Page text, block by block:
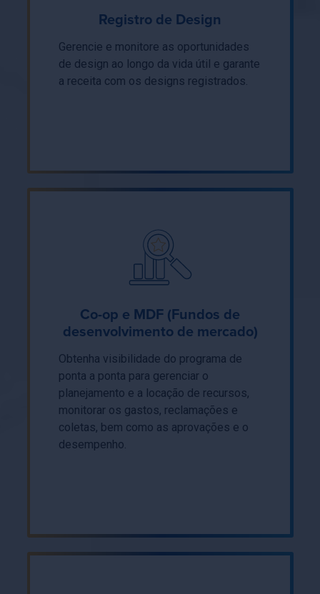
Registro de Design
Gerencie e monitore as oportunidades
de design ao longo da vida útil e garante
a receita com os designs registrados.
Co-op e MDF (Fundos de
desenvolvimento de mercado)
Obtenha visibilidade do programa de
ponta a ponta para gerenciar o
planejamento e a locação de recursos,
monitorar os gastos, reclamações e
coletas, bem como as aprovações e o
desempenho.